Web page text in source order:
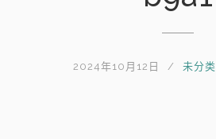
2024年10月12日 未分类